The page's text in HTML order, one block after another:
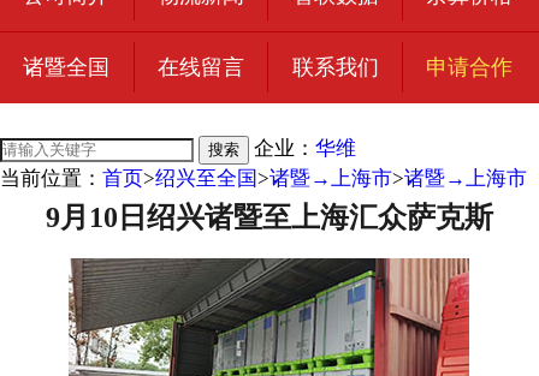
合作加盟
宜荣智联
在线留言
联系我们
注册
/
诸暨全国 在线留言 联系我们 申请合作
搜索 企业： 华维
当前位置： 首页>绍兴至全国>诸暨→上海市>诸暨→上海市
9月10日绍兴诸暨至上海汇众萨克斯